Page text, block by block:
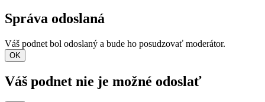
Správa odoslaná
Váš podnet bol odoslaný a bude ho posudzovať moderátor.
OK
Váš podnet nie je možné odoslať